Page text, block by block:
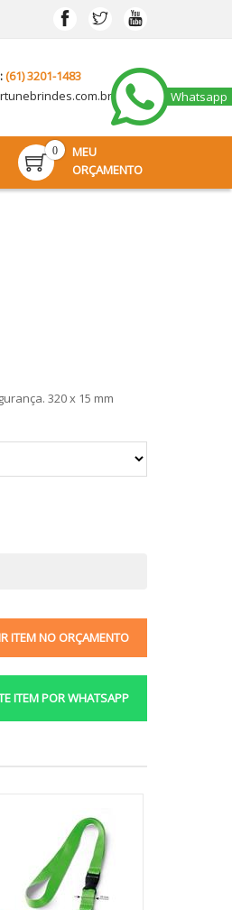
Whatsapp
(61) 3201-1483
0
MEU
ORÇAMENTO
320 x 15 mm
ITEM NO ORÇAMENTO
ITEM POR WHATSAPP